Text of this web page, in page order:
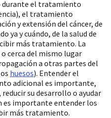
durante el tratamiento
el tratamiento
y extensión del cáncer, de
ya y cuándo, de la salud de
más tratamiento. La
cerca del mismo lugar
a otras partes del
huesos). Entender el
adicional es importante,
su desarrollo o ayudar
es importante entender los
más tratamiento.